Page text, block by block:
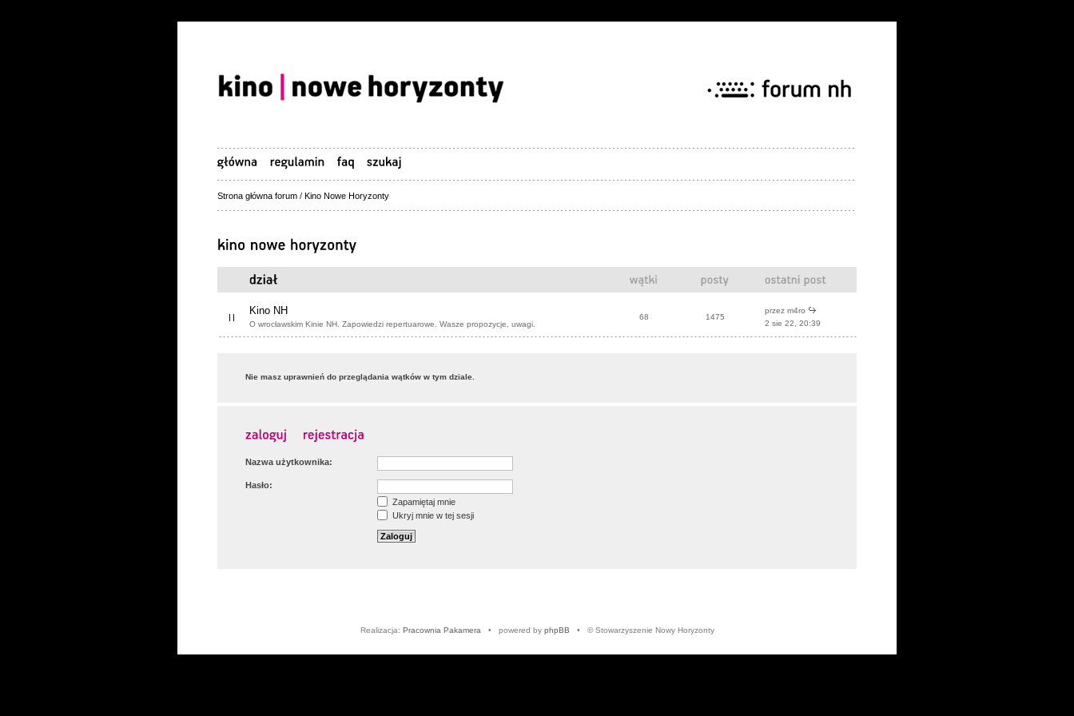
Strona główna forum / Kino Nowe Horyzonty
Kino NH
O wrocławskim Kinie NH. Zapowiedzi repertuarowe. Wasze propozycje, uwagi.
68 1475
przez m4ro
2 sie 22, 20:39
Nie masz uprawnień do przeglądania wątków w tym dziale.
Nazwa użytkownika:
Hasło:
Zapamiętaj mnie
Ukryj mnie w tej sesji
Realizacja: Pracownia Pakamera• powered by phpBB • © Stowarzyszenie Nowy Horyzonty